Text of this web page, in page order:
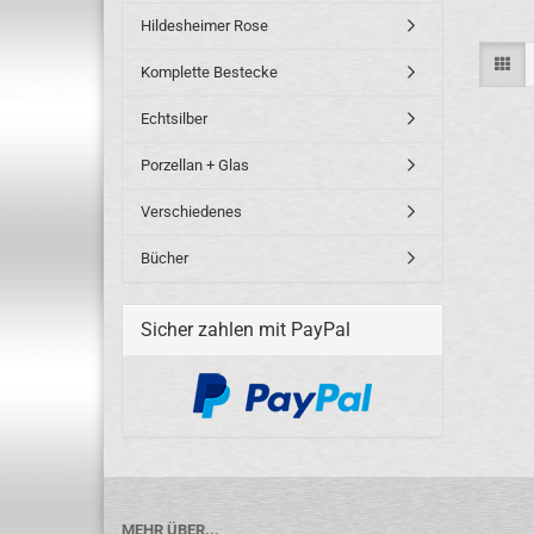
Hildesheimer Rose
Komplette Bestecke
Echtsilber
Porzellan + Glas
Verschiedenes
Bücher
Sicher zahlen mit PayPal
MEHR ÜBER...